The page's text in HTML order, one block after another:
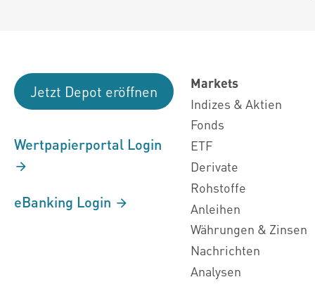
Jetzt Depot eröffnen
Wertpapierportal Login
eBanking Login
Markets
Indizes & Aktien
Fonds
ETF
Derivate
Rohstoffe
Anleihen
Währungen & Zinsen
Nachrichten
Analysen